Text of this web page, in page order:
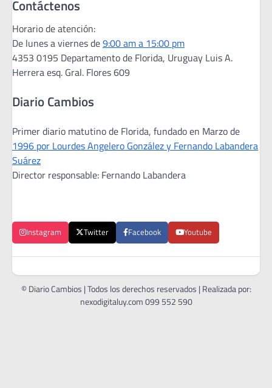
Contáctenos
Horario de atención:
De lunes a viernes de9:00 am a 15:00 pm
4353 0195 Departamento de Florida, Uruguay Luis A.
Herrera esq. Gral. Flores 609
Diario Cambios
Primer diario matutino de Florida, fundado en Marzo de
1996 por Lourdes Angelero González y Fernando Labandera
Suárez
Director responsable: Fernando Labandera
Instagram Twitter Facebook Youtube